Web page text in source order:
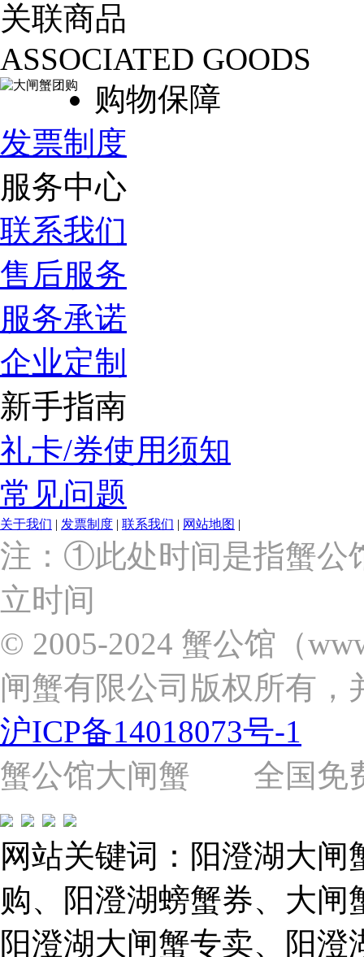
关联商品
ASSOCIATED GOODS
购物保障
发票制度
服务中心
联系我们
售后服务
服务承诺
企业定制
新手指南
礼卡/券使用须知
常见问题
关于我们 | 发票制度 | 联系我们 | 网站地图 |
上
海
市
浦
东
区
杨
路
号
（靠
近
苗
圃
路）
Tel:
021-
62243579
E-
mail:
859749344@qq.com
1019225591
注：①此处时间是指蟹公
立时间
© 2005-2024 蟹公馆（
闸蟹有限公司版权所有，
沪ICP备14018073号-1
蟹公馆大闸蟹 全国免费
网站关键词：阳澄湖大
购、阳澄湖螃蟹券、大
阳澄湖大闸蟹专卖、阳